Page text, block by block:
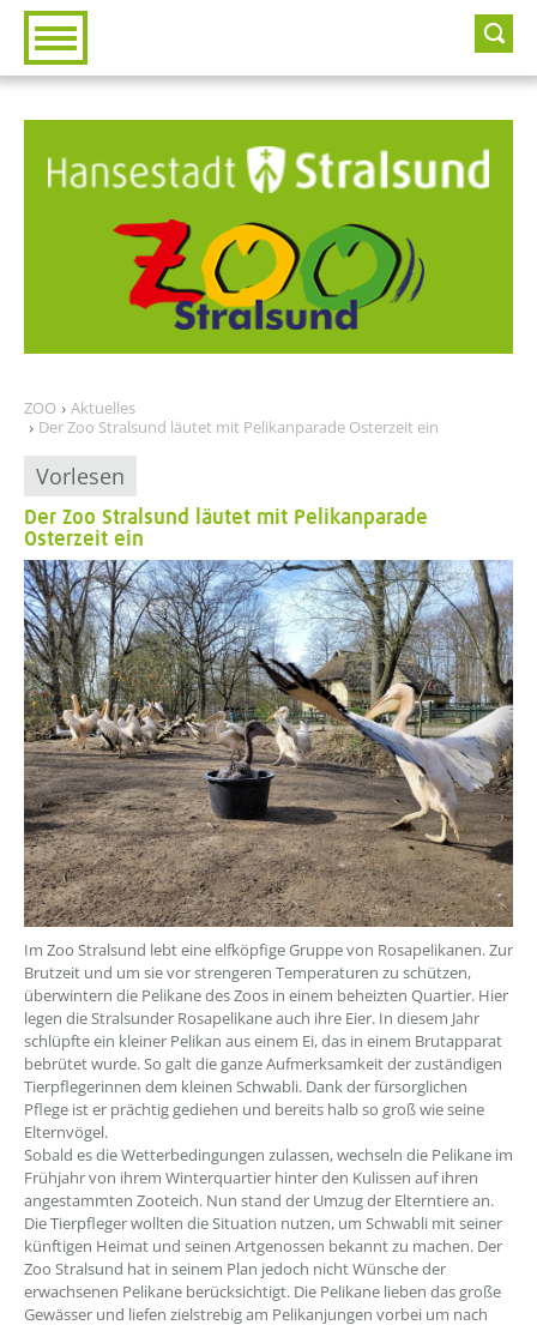
Zur Hauptnavigation
Zum Inhalt
ZOO
Aktuelles
Der Zoo Stralsund läutet mit Pelikanparade Osterzeit ein
Vorlesen
Der Zoo Stralsund läutet mit Pelikanparade
Osterzeit ein
??? absaetzeOben[1]/titel ???
Im Zoo Stralsund lebt eine elfköpfige Gruppe von Rosapelikanen. Zur
Brutzeit und um sie vor strengeren Temperaturen zu schützen,
überwintern die Pelikane des Zoos in einem beheizten Quartier. Hier
legen die Stralsunder Rosapelikane auch ihre Eier. In diesem Jahr
schlüpfte ein kleiner Pelikan aus einem Ei, das in einem Brutapparat
bebrütet wurde. So galt die ganze Aufmerksamkeit der zuständigen
Tierpflegerinnen dem kleinen Schwabli. Dank der fürsorglichen
Pflege ist er prächtig gediehen und bereits halb so groß wie seine
Elternvögel.
Sobald es die Wetterbedingungen zulassen, wechseln die Pelikane im
Frühjahr von ihrem Winterquartier hinter den Kulissen auf ihren
angestammten Zooteich. Nun stand der Umzug der Elterntiere an.
Die Tierpfleger wollten die Situation nutzen, um Schwabli mit seiner
künftigen Heimat und seinen Artgenossen bekannt zu machen. Der
Zoo Stralsund hat in seinem Plan jedoch nicht Wünsche der
erwachsenen Pelikane berücksichtigt. Die Pelikane lieben das große
Gewässer und liefen zielstrebig am Pelikanjungen vorbei um nach